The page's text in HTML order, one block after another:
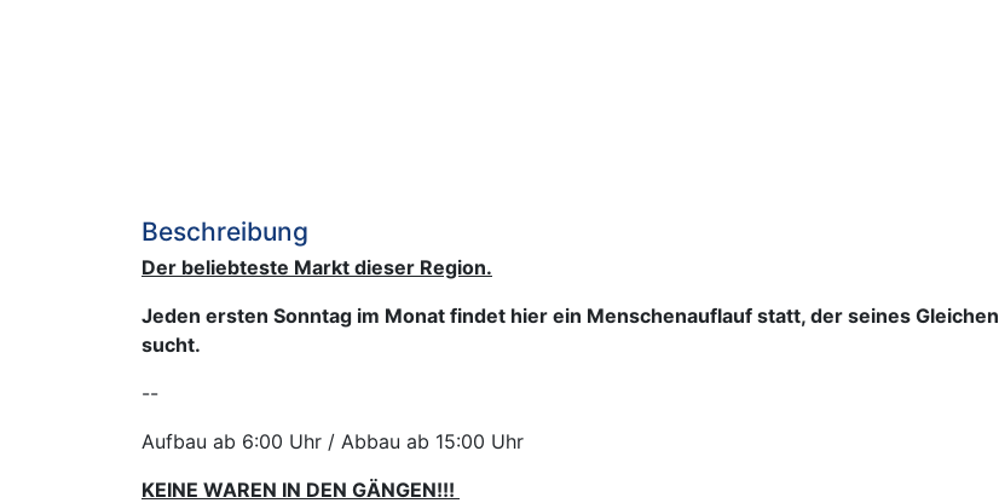
Beschreibung
Der beliebteste Markt dieser Region.
Jeden ersten Sonntag im Monat findet hier ein Menschenauflauf statt, der seines Gleichen
sucht.
--
Aufbau ab 6:00 Uhr / Abbau ab 15:00 Uhr
KEINE WAREN IN DEN GÄNGEN!!!